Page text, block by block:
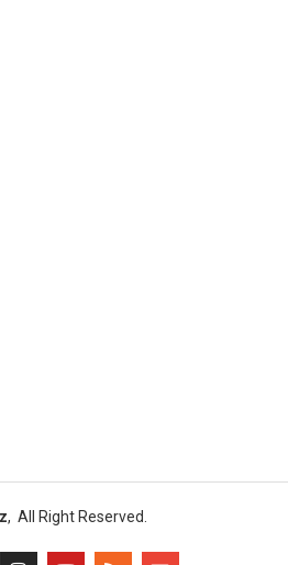
, All Right Reserved.